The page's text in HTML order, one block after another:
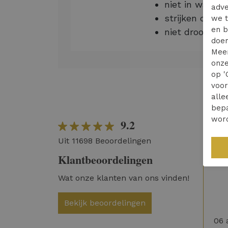
niet in
strijken op
niet
9.2
Uit 11698 Beoordelingen
Klantbeoordelingen
Wat onze klanten van ons vinden!
Bekijk beoordelingen
06
we
en
op
voor